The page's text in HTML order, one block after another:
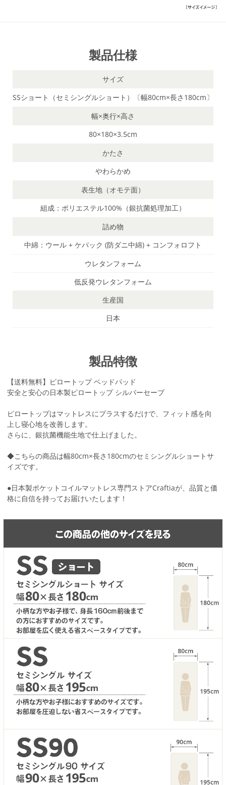
製品仕様
サイズ
SSショート（セミシングルショート）〔幅80cm×長さ180cm〕
幅×奥行×高さ
80×180×3.5cm
かたさ
やわらかめ
表生地（オモテ面）
組成：ポリエステル100%（銀抗菌処理加工）
詰め物
中綿：ウール + ケパック (防ダニ中綿) + コンフォロフト
ウレタンフォーム
低反発ウレタンフォーム
生産国
日本
製品特徴
【送料無料】ピロートップ ベッドパッド
安全と安心の日本製ピロートップ シルバーセーブ
ピロートップはマットレスにプラスするだけで、フィット感を向
上し寝心地を改善します。
さらに、銀抗菌機能生地で仕上げました。
◆こちらの商品は幅80cm×長さ180cmのセミシングルショートサ
イズです。
●日本製ポケットコイルマットレス専門ストアCraftiaが、品質と価
格に自信を持ってお届けいたします！